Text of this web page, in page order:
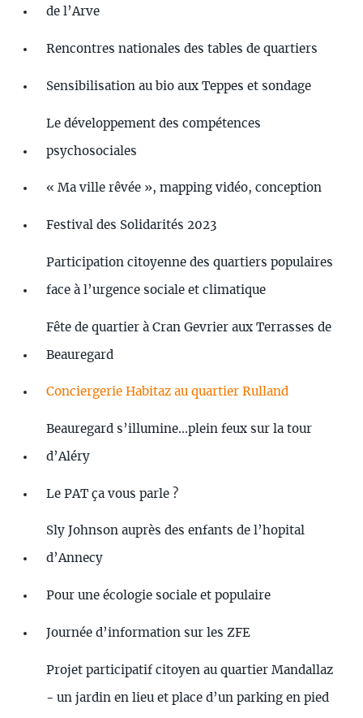
de l’Arve
Rencontres nationales des tables de quartiers
Sensibilisation au bio aux Teppes et sondage
Le développement des compétences
psychosociales
« Ma ville rêvée », mapping vidéo, conception
Festival des Solidarités 2023
Participation citoyenne des quartiers populaires
face à l’urgence sociale et climatique
Fête de quartier à Cran Gevrier aux Terrasses de
Beauregard
Conciergerie Habitaz au quartier Rulland
Beauregard s’illumine...plein feux sur la tour
d’Aléry
Le PAT ça vous parle ?
Sly Johnson auprès des enfants de l’hopital
d’Annecy
Pour une écologie sociale et populaire
Journée d’information sur les ZFE
Projet participatif citoyen au quartier Mandallaz
- un jardin en lieu et place d’un parking en pied